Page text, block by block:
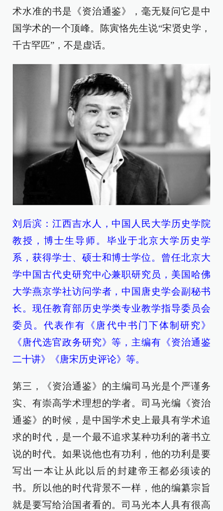
术水准的书是《资治通鉴》，毫无疑问它是中
国学术的一个顶峰。陈寅恪先生说“宋贤史学，
千古罕匹”，不是虚话。
刘后滨：江西吉水人，中国人民大学历史学院
教授，博士生导师。毕业于北京大学历史学
系，获得学士、硕士和博士学位。曾任北京大
学中国古代史研究中心兼职研究员，美国哈佛
大学燕京学社访问学者，中国唐史学会副秘书
长。现任教育部历史学类专业教学指导委员会
委员。代表作有《唐代中书门下体制研究》
《唐代选官政务研究》等，主编有《资治通鉴
二十讲》《唐宋历史评论》等。
第三，《资治通鉴》的主编司马光是个严谨务
实、有崇高学术理想的学者。司马光编《资治
通鉴》的时候，是中国学术史上最具有学术追
求的时代，是一个最不追求某种功利的著书立
说的时代。如果说他也有功利，他的功利是要
写出一本让从此以后的封建帝王都必须读的
书。所以他的时代背景不一样，他的编纂宗旨
就是要写给治国者看的。司马光本人具有很高